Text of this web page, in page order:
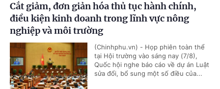
Cắt giảm, đơn giản hóa thủ tục hành chính,
điều kiện kinh doanh trong lĩnh vực nông
nghiệp và môi trường
(Chinhphu.vn) - Họp phiên toàn thể
tại Hội trường vào sáng nay (7/8),
Quốc hội nghe báo cáo về dự án Luật
sửa đổi, bổ sung một số điều của...